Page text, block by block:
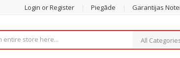
Login or Register Piegāde Garantijas
All